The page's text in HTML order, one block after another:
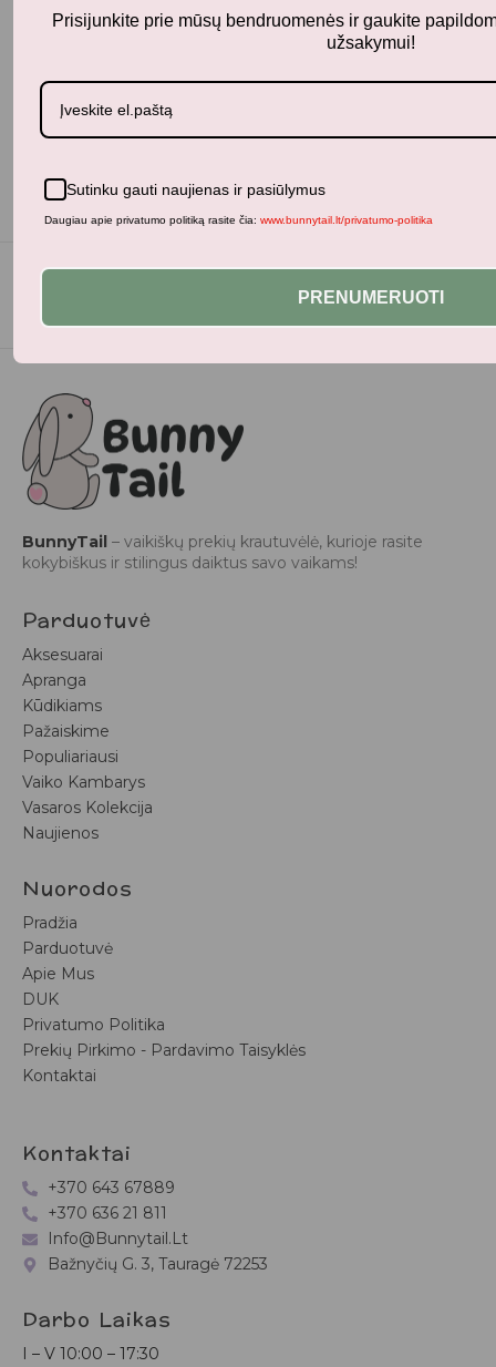
Tiny Republic vaikiška
Liewood valgymo
indelių komplektas
LIGHT LEVANDER
BunnyTail – vaikiškų prekių krautuvėlė, kurioje rasite
kokybiškus ir stilingus daiktus savo vaikams!
Parduotuvė
Aksesuarai
Apranga
Kūdikiams
Pažaiskime
Populiariausi
Vaiko Kambarys
Vasaros Kolekcija
Naujienos
Nuorodos
Pradžia
Parduotuvė
Apie Mus
DUK
Privatumo Politika
Prekių Pirkimo - Pardavimo Taisyklės
Kontaktai
Kontaktai
+370 643 67889
+370 636 21 811
Info@bunnytail.lt
Bažnyčių G. 3, Tauragė 72253
Darbo Laikas
I – V 10:00 – 17:30
Prisijunkite prie mūsų bendruomenės ir gaukite
užsakymui!
Sutinku gauti naujienas ir pasiūlymus
Daugiau apie privatumo politiką rasite čia: www.bunnytail.lt/privatumo-politika
PRENUMERUOTI